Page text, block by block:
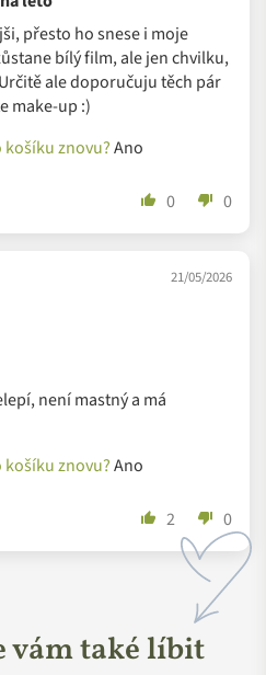
přesto ho snese i moje
bílý film, ale jen chvilku,
ale doporučuju těch pár
make-up :)
znovu?Ano
0 0
21/05/2026
není mastný a má
znovu?Ano
2 0
vám také líbit